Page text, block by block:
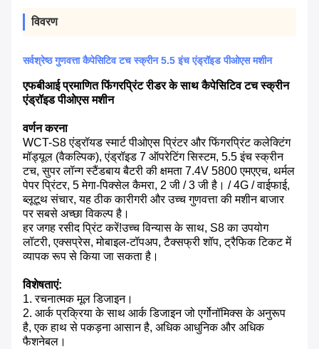
विवरण
सर्वश्रेष्ठ गुणवत्ता कैपेसिटिव टच स्क्रीन 5.5 इंच एंड्रॉइड पीओएस मशीन
एफबीआई प्रमाणित फिंगरप्रिंट रीडर के साथ कैपेसिटिव टच स्क्रीन
एंड्रॉइड पीओएस मशीन
वर्णन करना
WCT-S8 एंड्रॉयड स्मार्ट पीओएस प्रिंटर और फिंगरप्रिंट कलेक्टिंग
मॉड्यूल (वैकल्पिक), एंड्रॉइड 7 ऑपरेटिंग सिस्टम, 5.5 इंच स्क्रीन
टच, सुपर लॉन्ग स्टैंडबाय बैटरी की क्षमता 7.4V 5800 एमएएच, थर्मल
पेपर प्रिंटर, 5 मेगा-पिक्सेल कैमरा, 2 जी / 3 जी है। / 4G / वाईफाई,
ब्लूटूथ संचार, यह ठीक कारीगरी और उच्च गुणवत्ता की मशीन बाजार
पर सबसे अच्छा विकल्प है।
हर जगह रसीद प्रिंट करें!उच्च विन्यास के साथ, S8 का उपयोग
लॉटरी, एक्सप्रेस, मोबाइल-टॉपअप, टैक्सफ्री शॉप, ट्रैफिक टिकट में
व्यापक रूप से किया जा सकता है।
विशेषताएं:
1. रचनात्मक मूल डिजाइन।
2. आर्क प्रक्रिया के साथ आर्क डिजाइन जो एर्गोनॉमिक्स के अनुरूप
है, एक हाथ से पकड़ना आसान है, अधिक आधुनिक और अधिक
फैशनेबल।